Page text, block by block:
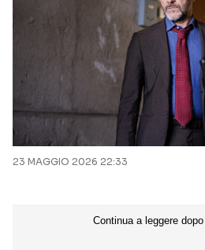
Categorie
RETROSCENA
23 MAGGIO 2026 22:33